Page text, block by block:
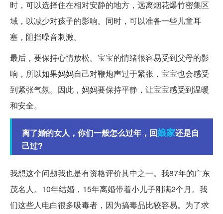
时，可以选择住在相对安静的地方，远离烟花爆竹密集区
域，以减少对孩子的影响。同时，可以准备一些儿童耳
塞，阻挡噪音刺激。
最后，要保持心情放松。宝宝的情绪很容易受到父母的影
响，所以如果妈妈自己对鞭炮声过于紧张，宝宝也会感受
到紧张气氛。因此，妈妈要保持平静，让宝宝感受到温暖
和安全。
离了婚的女人，你们一般怎么过年，回娘家还是自
己过?
我想这个问题我也是有资格评价其中之一。我87年的广东
茂名人。10年结婚，15年离婚带着小儿子刚满2个月。我
们这些人电白很多吸毒者，因为搞毒品比较容易。为了求